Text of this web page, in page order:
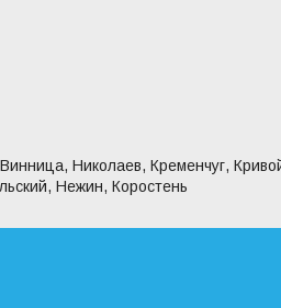
Николаев, Кременчуг,
Нежин, Коростень